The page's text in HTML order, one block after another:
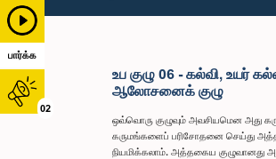
பார்க்க
02
உப குழு 06 - கல்வி, உயர்
ஆலோசனைக் குழு
ஒவ்வொரு குழுவும் அவசியமென அது
கருமங்களைப் பரிசோதனை செய்து
நியமிக்கலாம். அத்தகைய குழுவானது